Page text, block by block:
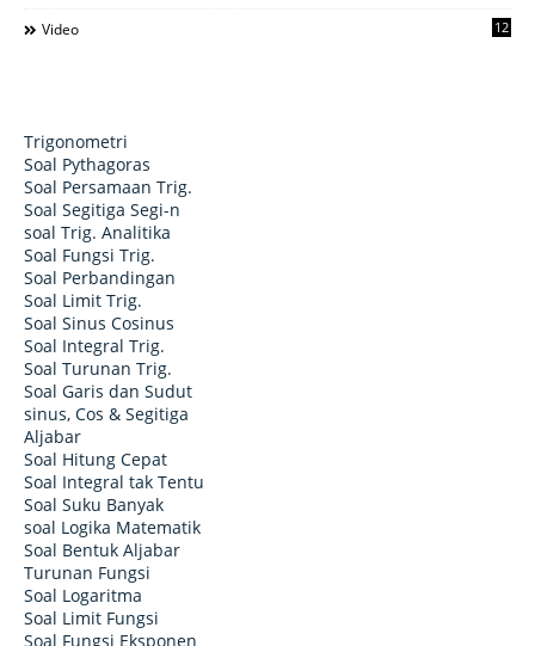
Video 12
Trigonometri
Soal Pythagoras
Soal Persamaan Trig.
Soal Segitiga Segi-n
soal Trig. Analitika
Soal Fungsi Trig.
Soal Perbandingan
Soal Limit Trig.
Soal Sinus Cosinus
Soal Integral Trig.
Soal Turunan Trig.
Soal Garis dan Sudut
sinus, Cos & Segitiga
Aljabar
Soal Hitung Cepat
Soal Integral tak Tentu
Soal Suku Banyak
soal Logika Matematik
Soal Bentuk Aljabar
Turunan Fungsi
Soal Logaritma
Soal Limit Fungsi
Soal Fungsi Eksponen